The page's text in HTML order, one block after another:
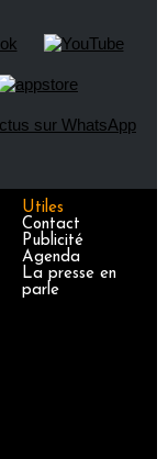
Utiles
Contact
Publicité
Agenda
La presse en
parle